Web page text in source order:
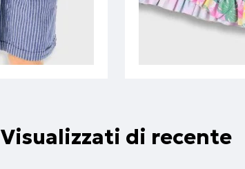
Visualizzati di recente